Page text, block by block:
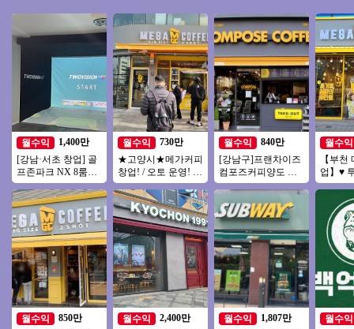
월수익
1,400만
[강남·서초 창업] 골
프존파크 NX 8룸｜
월매출 4,000만원, 권
리금 1억 7천
월수익
850만
월수익
730만
★고양시★메가커피
창업! / 오토 운영! /
주 5일 짧은 운영시
간 인건비 절감
월수익
2,400만
월수익
840만
[강남구]프랜차이즈
컴포즈커피양도 월
매출3200/ 초보 / 여
성창업 / 소자본창업
월수익
1,807만
월수익
【부천
업】♥
자본1
양도양
수익
월수익